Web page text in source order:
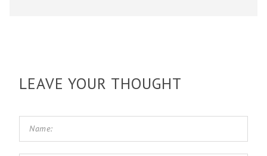
LEAVE YOUR THOUGHT